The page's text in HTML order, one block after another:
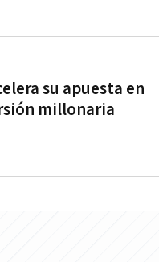
su apuesta en
millonaria